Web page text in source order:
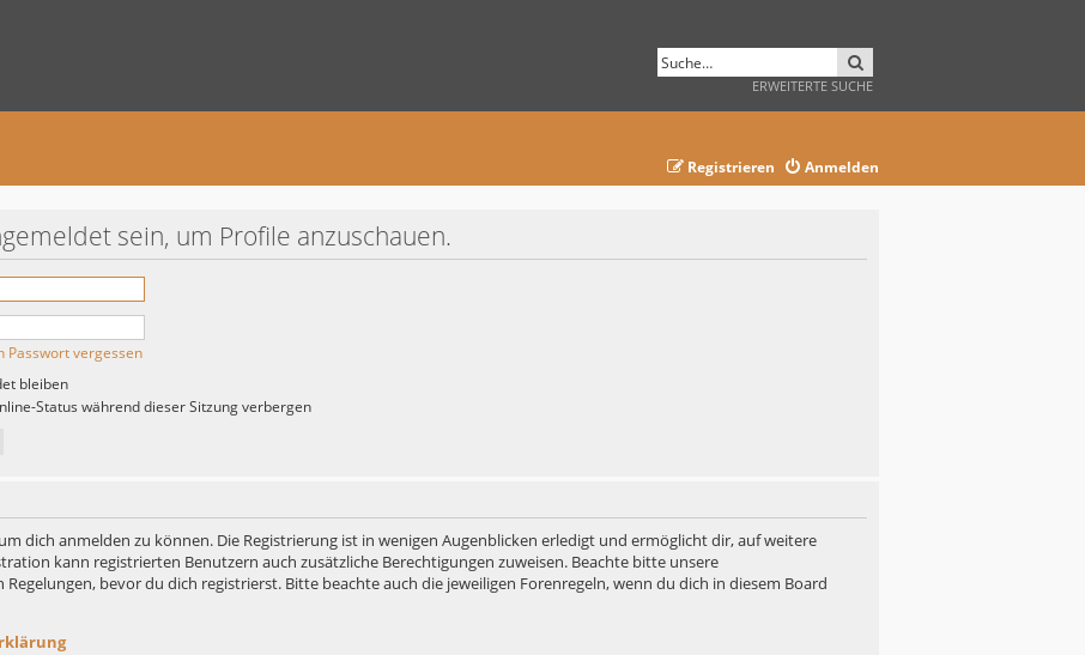
ERWEITERTE SUCHE
Anmelden
Registrieren
sein, um Profile anzuschauen.
Passwort vergessen
bleiben
Status während dieser Sitzung verbergen
dich anmelden zu können. Die Registrierung ist in wenigen Augenblicken erledigt und ermöglicht dir, auf weitere
kann registrierten Benutzern auch zusätzliche Berechtigungen zuweisen. Beachte bitte unsere
bevor du dich registrierst. Bitte beachte auch die jeweiligen Forenregeln, wenn du dich in diesem Board